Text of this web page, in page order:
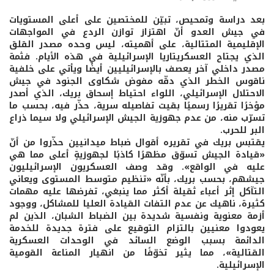
بعد دراسة وتمحيص، تبيّن للمختصين على أعلى المستويات
في جيش العدو أنّ اهتزاز توازن الردع في المواجهات
الإقليمية المتتالية، على أهميته، ليس وحده مصدر القلق
الذي يجتاح العسكريتاريا الإسرائيلية في هذه الأيام. فثمة
مصدر داخلي آخر يعصف بالإسرائيليين أيضًا ويأتي على خلفية
ناقوس الخطر الذي دقّه مفوض شكاوى الجنود في جيش
الاحتلال الإسرائيلي، اللواء احتياط إسحاق بريك، الذي أصدر
مؤخرًا تقريرًا رسميًا بقيت تفاصيله سرية، حذّر فيه، بحسب ما
تسرّب منه، من عدم جهوزية الجيش الإسرائيلي ولا سيما ذراع
البر للحرب.
يقتبس بريك في تقريره أقوال ضباط ميدانيين حذّروا من أنّ
«قيادة الجيش تسوّق مظهرًا كاذبًا لجهوزيةٍ أعلى مما هي
عليه في الواقع». وقد وصف العسكريون الإسرائيليون
جيشهم، بحسب بريك، بأنّه «تنظيم متوسط المستوى ويعاني
التآكل إثر أعباء ثقيلة أكثر مما ينبغي، تفرضها عليه مهمات
كثيرة، ناهيك عن عدم التفات القيادة العليا للمشاكل، ووجود
أزمة معنوية ونفسية شديدة بين الضباط الشبان، الذين لم
يعودوا معنيين بالتزام التوقيع على فترة جديدة للخدمة
الدائمة بسبب الوضع السائد في الوحدات العسكرية
القتالية»، مما يثير تخوّفًا من انهيار المناعة القومية
الإسرائيلية.